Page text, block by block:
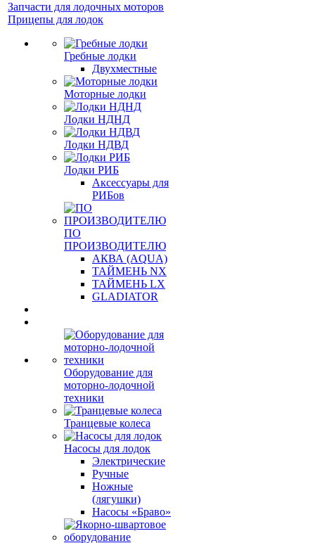
Запчасти для лодочных моторов
Прицепы для лодок
Гребные лодки
Двухместные
Моторные лодки
Лодки НДНД
Лодки НДВД
Лодки РИБ
Аксессуары для
РИБов
ПО
ПРОИЗВОДИТЕЛЮ
АКВА (AQUA)
ТАЙМЕНЬ NX
ТАЙМЕНЬ LX
GLADIATOR
Оборудование для
моторно-лодочной
техники
Транцевые колеса
Насосы для лодок
Электрические
Ручные
Ножные
(лягушки)
Насосы «Браво»